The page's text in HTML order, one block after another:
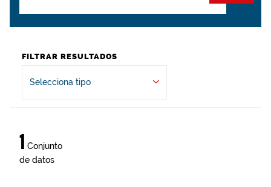
FILTRAR RESULTADOS
Selecciona tipo
1 Conjunto
de datos